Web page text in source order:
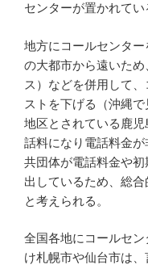
センターが置かれてい
地方にコールセンタ
の大都市から遠いた
ス）などを併用して
ストを下げる（沖縄
地区とされている鹿
話料になり電話料金
共団体が電話料金や
出しているため、総
と考えられる。
全国各地にコールセ
け札幌市や仙台市は